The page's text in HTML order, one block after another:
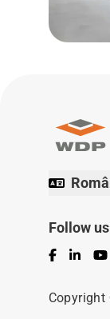
Follow us
Facebook